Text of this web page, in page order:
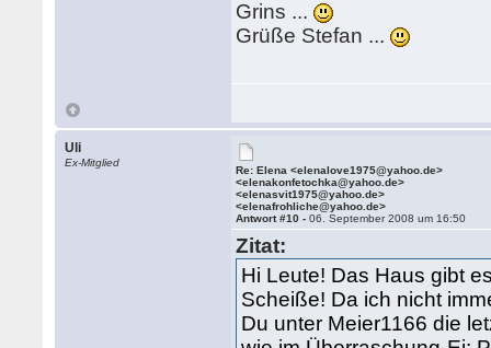
Grins ...
Grüße Stefan ...
Uli
Ex-Mitglied
Re: Elena <elenalove1975@yahoo.de>
<elenakonfetochka@yahoo.de>
<elenasvit1975@yahoo.de>
<elenafrohliche@yahoo.de>
Antwort #10 -06. September 2008 um 16:50
Zitat:
Hi Leute! Das Haus gibt
Scheiße! Da ich nicht
Du unter Meier1166 die